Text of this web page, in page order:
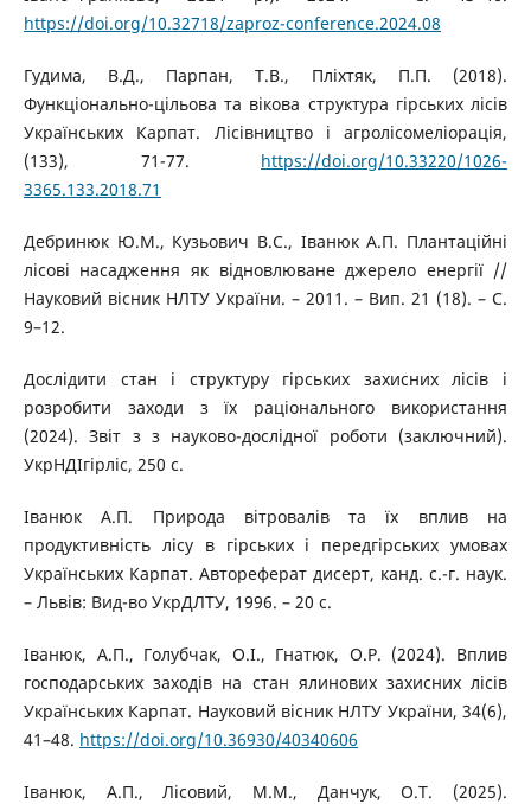
https://doi.org/10.32718/zaproz-conference.2024.08
Гудима, В.Д., Парпан, Т.В., Пліхтяк, П.П. (2018).
Функціонально-цільова тa вікова структура гірських лісів
Українських Карпат. Лісівництво і агролісомеліорація,
(133), 71-77. https://doi.org/10.33220/1026-
3365.133.2018.71
Дебринюк Ю.М., Кузьович В.С., Іванюк А.П. Плантаційні
лісові насадження як відновлюване джерело енергії //
Науковий вісник НЛТУ України. – 2011. – Вип. 21 (18). – С.
9–12.
Дослідити стан і структуру гірських захисних лісів і
розробити заходи з їх раціонального використання
(2024). Звіт з з науково-дослідної роботи (заключний).
УкрНДІгірліс, 250 с.
Іванюк А.П. Природа вітровалів та їх вплив на
продуктивність лісу в гірських і передгірських умовах
Українських Карпат. Автореферат дисерт, канд. с.-г. наук.
– Львів: Вид-во УкрДЛТУ, 1996. – 20 с.
Іванюк, А.П., Голубчак, О.І., Гнатюк, О.Р. (2024). Вплив
господарських заходів на стан ялинових захисних лісів
Українських Карпат. Науковий вісник НЛТУ України, 34(6),
41–48. https://doi.org/10.36930/40340606
Іванюк, А.П., Лісовий, М.М., Данчук, О.Т. (2025).